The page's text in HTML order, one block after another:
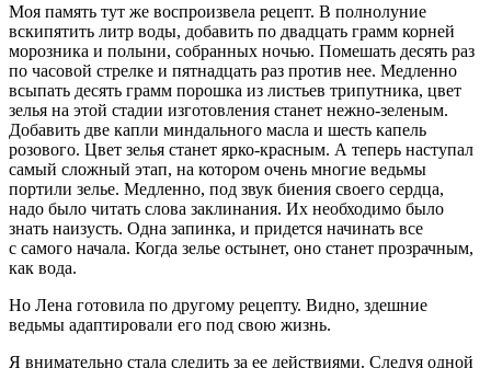
Моя память тут же воспроизвела рецепт. В полнолуние
вскипятить литр воды, добавить по двадцать грамм корней
морозника и полыни, собранных ночью. Помешать десять раз
по часовой стрелке и пятнадцать раз против нее. Медленно
всыпать десять грамм порошка из листьев трипутника, цвет
зелья на этой стадии изготовления станет нежно-зеленым.
Добавить две капли миндального масла и шесть капель
розового. Цвет зелья станет ярко-красным. А теперь наступал
самый сложный этап, на котором очень многие ведьмы
портили зелье. Медленно, под звук биения своего сердца,
надо было читать слова заклинания. Их необходимо было
знать наизусть. Одна запинка, и придется начинать все
с самого начала. Когда зелье остынет, оно станет прозрачным,
как вода.
Но Лена готовила по другому рецепту. Видно, здешние
ведьмы адаптировали его под свою жизнь.
Я внимательно стала следить за ее действиями. Следуя одной